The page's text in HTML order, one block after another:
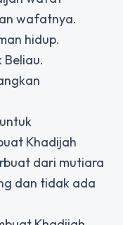
wafatnya.
hidup.
Khadijah
dari mutiara
dan tidak ada